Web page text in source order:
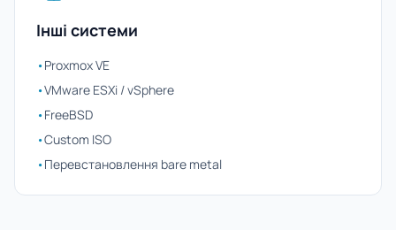
Інші системи
•Proxmox VE
•VMware ESXi / vSphere
•FreeBSD
•Custom ISO
•Перевстановлення bare metal